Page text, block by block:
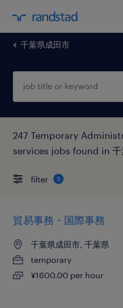
千葉県成田市
247 Temporary
services jobs found in 千
filter 5
貿易事務・国際事務
千葉県成田市, 千葉県
temporary
¥1600.00 per hour